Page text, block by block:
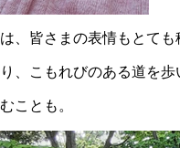
、皆さまの表情もとても
、こもれびのある道を歩
ことも。